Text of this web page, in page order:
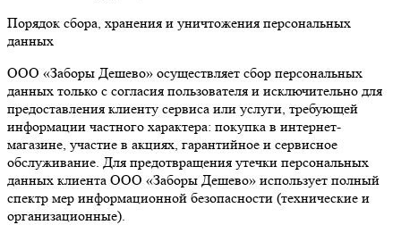
Порядок сбора, хранения и уничтожения персональных
данных
ООО «Заборы Дешево» осуществляет сбор персональных
данных только с согласия пользователя и исключительно для
предоставления клиенту сервиса или услуги, требующей
информации частного характера: покупка в интернет-
магазине, участие в акциях, гарантийное и сервисное
обслуживание. Для предотвращения утечки персональных
данных клиента ООО «Заборы Дешево» использует полный
спектр мер информационной безопасности (технические и
организационные).